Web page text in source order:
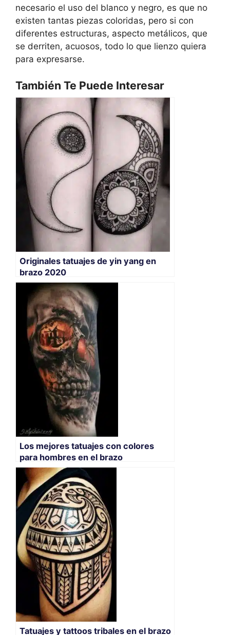
necesario el uso del blanco y negro, es que no
existen tantas piezas coloridas, pero si con
diferentes estructuras, aspecto metálicos, que
se derriten, acuosos, todo lo que lienzo quiera
para expresarse.
También Te Puede Interesar
Originales tatuajes de yin yang en
brazo 2020
Los mejores tatuajes con colores
para hombres en el brazo
Tatuajes y tattoos tribales en el brazo